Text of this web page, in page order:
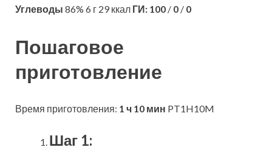
Углеводы 86% 6 г 29 ккал ГИ: 100 / 0 / 0
Пошаговое
приготовление
Время приготовления: 1 ч 10 мин PT1H10M
Шаг 1: